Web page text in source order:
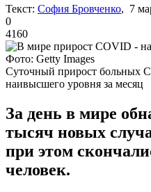
Текст: София Бровченко, 7
0
4160
Фото: Getty Images
Суточный прирост больных
наивысшего уровня за месяц
За день в мире
тысяч новых
при этом
человек.